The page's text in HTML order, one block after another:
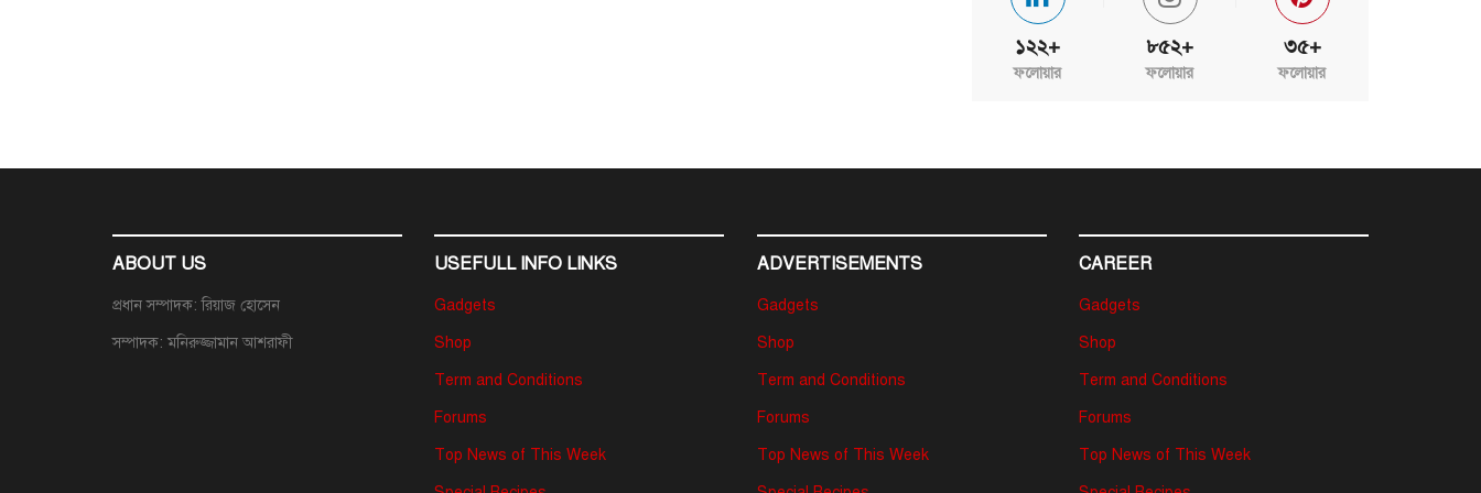
১২২+
ফলোয়ার
৮৫২+
ফলোয়ার
৩৫+
ফলোয়ার
ABOUT US
প্রধান সম্পাদক: রিয়াজ হোসেন
সম্পাদক: মনিরুজ্জামান আশরাফী
USEFULL INFO LINKS
Gadgets
Shop
Term and Conditions
Forums
Top News of This Week
ADVERTISEMENTS
Gadgets
Shop
Term and Conditions
Forums
Top News of This Week
CAREER
Gadgets
Shop
Term and Conditions
Forums
Top News of This Week